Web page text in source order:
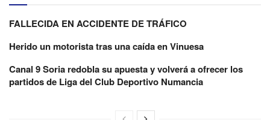
FALLECIDA EN ACCIDENTE DE TRÁFICO
Herido un motorista tras una caída en Vinuesa
Canal 9 Soria redobla su apuesta y volverá a ofrecer los
partidos de Liga del Club Deportivo Numancia